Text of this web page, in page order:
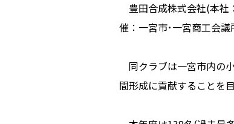
豊田合成株式会社(本社
催：一宮市･一宮商工会
同クラブは一宮市内の
間形成に貢献することを